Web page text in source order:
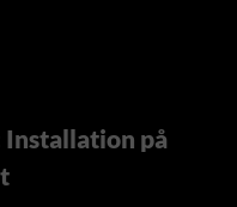
Installation på